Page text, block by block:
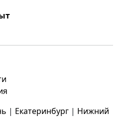
| Екатеринбург | Нижний